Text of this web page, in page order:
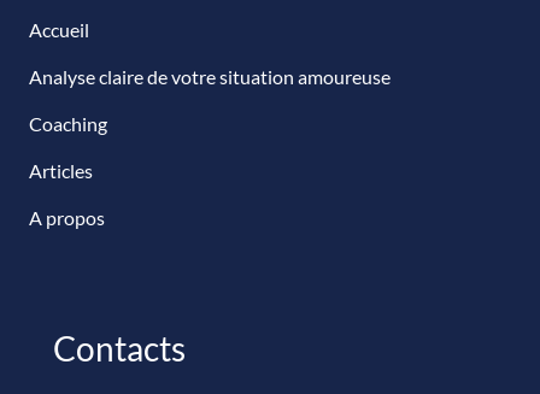
Accueil
Analyse claire de votre situation amoureuse
Coaching
Articles
A propos
Contacts